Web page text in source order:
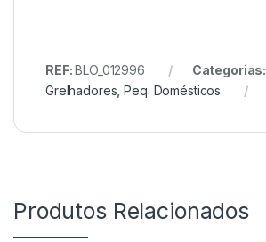
REF:BLO_012996 Categorias:
Grelhadores ,Peq. Domésticos
Produtos Relacionados